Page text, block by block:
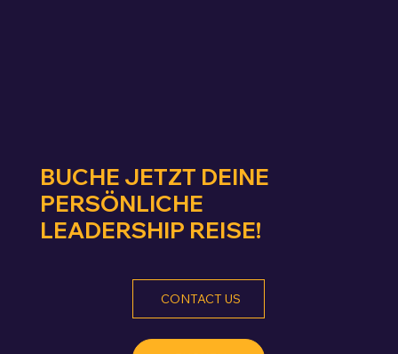
BUCHE JETZT DEINE
PERSÖNLICHE
LEADERSHIP REISE!
CONTACT US